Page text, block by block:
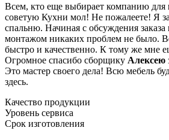
Всем, кто еще выбирает компанию для
советую Кухни мол! Не пожалеете! Я
спальню. Начиная с обсуждения заказа
монтажом никаких проблем не было.
быстро и качественно. К тому же мне
Огромное спасибо сборщику Алексею
Это мастер своего дела! Всю мебель
здесь.
Качество продукции
Уровень сервиса
Срок изготовления